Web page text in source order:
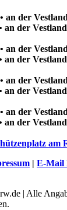
an der
an der
an der
an der
an der
an der
an der
an der
am
| E-Mail
| Alle